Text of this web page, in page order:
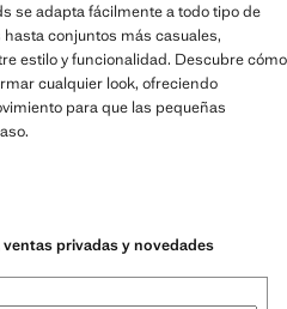
se adapta fácilmente a todo tipo de
conjuntos más casuales,
estilo y funcionalidad. Descubre cómo
cualquier look, ofreciendo
para que las pequeñas
privadas y novedades